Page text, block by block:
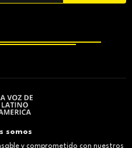
somos
y comprometido con nuestros